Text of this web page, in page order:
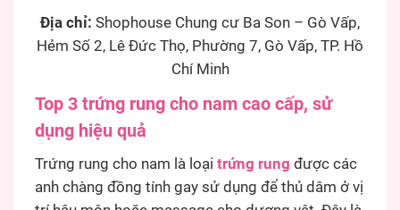
Địa chỉ: Shophouse Chung cư Ba Son – Gò Vấp,
Hẻm Số 2, Lê Đức Thọ, Phường 7, Gò Vấp, TP. Hồ
Chí Minh
Top 3 trứng rung cho nam cao cấp, sử
dụng hiệu quả
Trứng rung cho nam là loại trứng rung được các
anh chàng đồng tính gay sử dụng để thủ dâm ở vị